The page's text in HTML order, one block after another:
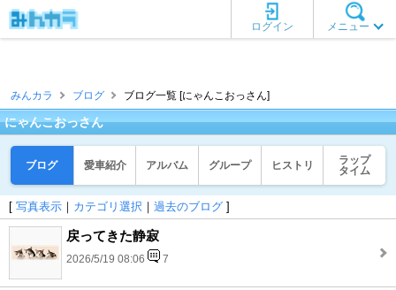
メニュー
ログイン
みんカラ ブログ ブログ一覧 [にゃんこおっさん]
にゃんこおっさん
ブログ 愛車紹介 アルバム グループ ヒストリ
ラップ
タイム
[ 写真表示 ｜ カテゴリ選択 ｜ 過去のブログ ]
戻ってきた静寂
2026/5/19 08:06 7